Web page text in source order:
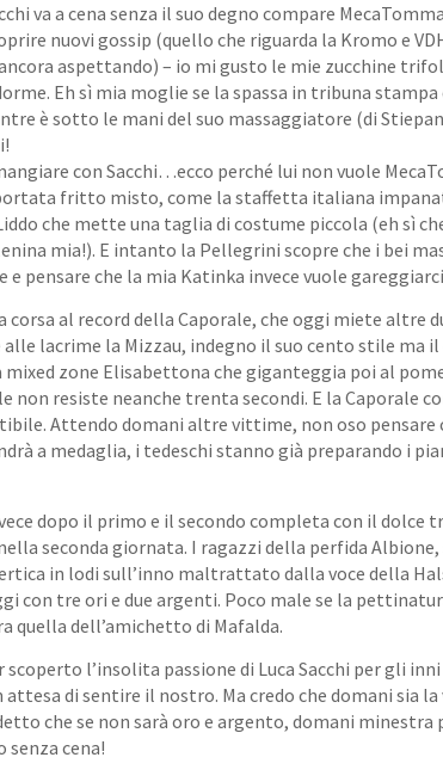
va a cena senza il suo degno compare
nuovi gossip (quello che riguarda la Kromo e
aspettando) – io mi gusto le mie zucchine
Eh sì mia moglie se la spassa in tribuna
è sotto le mani del suo massaggiatore (di
con Sacchi…ecco perché lui non vuole
fritto misto, come la staffetta italiana
che mette una taglia di costume piccola (eh sì
mia!). E intanto la Pellegrini scopre che i bei
e pensare che la mia Katinka invece vuole
corsa al record della Caporale, che oggi miete altre
lacrime la Mizzau, indegno il suo cento stile ma
mixed zone Elisabettona che giganteggia poi al
non resiste neanche trenta secondi. E la Caporale
Attendo domani altre vittime, non oso pensare
a medaglia, i tedeschi stanno già preparando i
dopo il primo e il secondo completa con il dolce
seconda giornata. I ragazzi della perfida
in lodi sull’inno maltrattato dalla voce della
con tre ori e due argenti. Poco male se la
quella dell’amichetto di Mafalda.
scoperto l’insolita passione di Luca Sacchi per gli
attesa di sentire il nostro. Ma credo che domani sia
che se non sarà oro e argento, domani
cena!